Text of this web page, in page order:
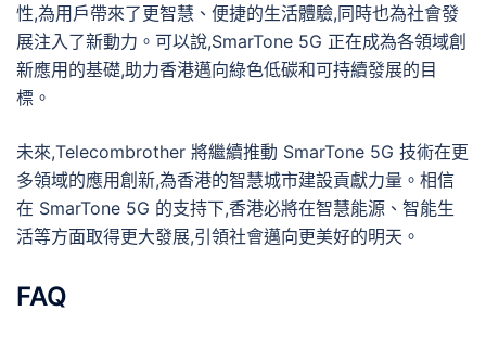
性,為用戶帶來了更智慧、便捷的生活體驗,同時也為社會發
展注入了新動力。可以說,SmarTone 5G 正在成為各領域創
新應用的基礎,助力香港邁向綠色低碳和可持續發展的目
標。
未來,Telecombrother 將繼續推動 SmarTone 5G 技術在更
多領域的應用創新,為香港的智慧城市建設貢獻力量。相信
在 SmarTone 5G 的支持下,香港必將在智慧能源、智能生
活等方面取得更大發展,引領社會邁向更美好的明天。
FAQ